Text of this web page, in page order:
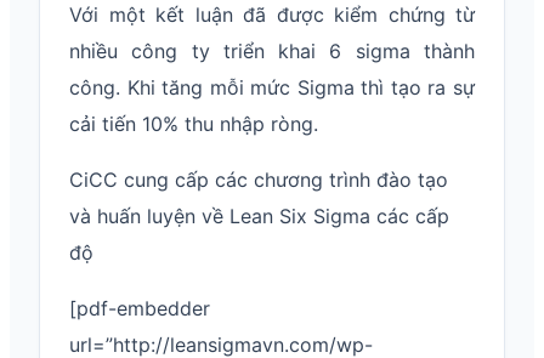
Với một kết luận đã được kiểm chứng từ
nhiều công ty triển khai 6 sigma thành
công. Khi tăng mỗi mức Sigma thì tạo ra sự
cải tiến 10% thu nhập ròng.
CiCC cung cấp các chương trình đào tạo
và huấn luyện về Lean Six Sigma các cấp
độ
[pdf-embedder
url=”http://leansigmavn.com/wp-